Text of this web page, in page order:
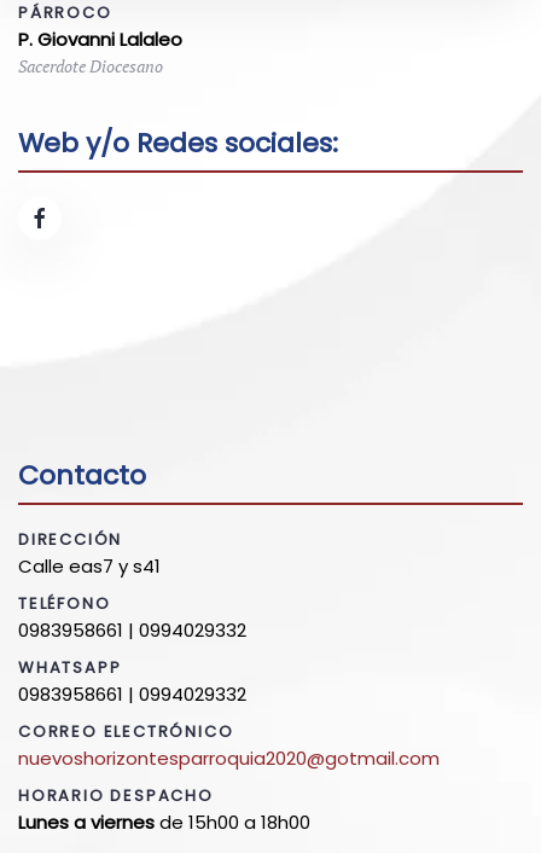
PÁRROCO
P. Giovanni Lalaleo
Sacerdote Diocesano
Web y/o Redes sociales:
Contacto
DIRECCIÓN
Calle eas7 y s41
TELÉFONO
0983958661 | 0994029332
WHATSAPP
0983958661 | 0994029332
CORREO ELECTRÓNICO
nuevoshorizontesparroquia2020@gotmail.com
HORARIO DESPACHO
Lunes a viernesde 15h00 a 18h00